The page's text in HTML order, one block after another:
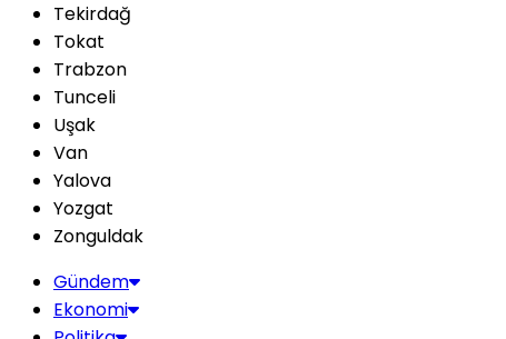
Tekirdağ
Tokat
Trabzon
Tunceli
Uşak
Van
Yalova
Yozgat
Zonguldak
Gündem
Ekonomi